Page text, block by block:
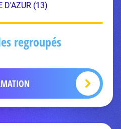
D'AZUR (13)
regroupés